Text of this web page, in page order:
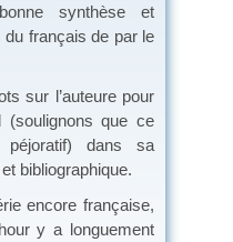
synthèse et
français de par le
l’auteure pour
(soulignons que ce
dans sa
bibliographique.
française,
y a longuement